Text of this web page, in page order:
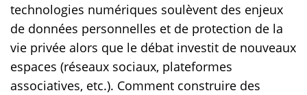
technologies numériques soulèvent des enjeux
de données personnelles et de protection de la
vie privée alors que le débat investit de nouveaux
espaces (réseaux sociaux, plateformes
associatives, etc.). Comment construire des